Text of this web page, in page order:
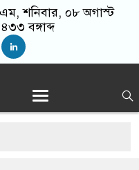
, শনিবার, ০৮ অগাস্ট
বঙ্গাব্দ